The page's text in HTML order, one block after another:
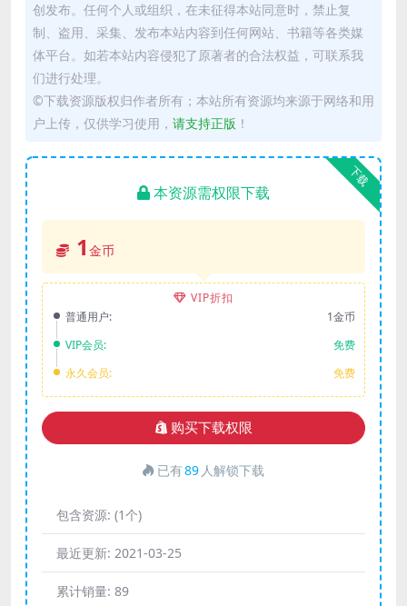
创发布。任何个人或组织，在未征得本站同意时，禁止复
制、盗用、采集、发布本站内容到任何网站、书籍等各类媒
体平台。如若本站内容侵犯了原著者的合法权益，可联系我
们进行处理。
©下载资源版权归作者所有；本站所有资源均来源于网络和用
户上传，仅供学习使用， 请支持正版 ！
下载
本资源需权限下载
1 金币
VIP折扣
普通用户:
1金币
VIP会员:
免费
永久会员:
免费
购买下载权限
已有89 人解锁下载
包含资源: (1个)
最近更新: 2021-03-25
累计销量: 89